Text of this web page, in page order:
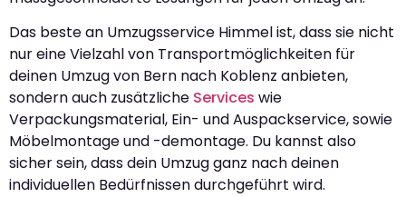
Das beste an Umzugsservice Himmel ist, dass sie nicht
nur eine Vielzahl von Transportmöglichkeiten für
deinen Umzug von Bern nach Koblenz anbieten,
sondern auch zusätzliche Services wie
Verpackungsmaterial, Ein- und Auspackservice, sowie
Möbelmontage und -demontage. Du kannst also
sicher sein, dass dein Umzug ganz nach deinen
individuellen Bedürfnissen durchgeführt wird.